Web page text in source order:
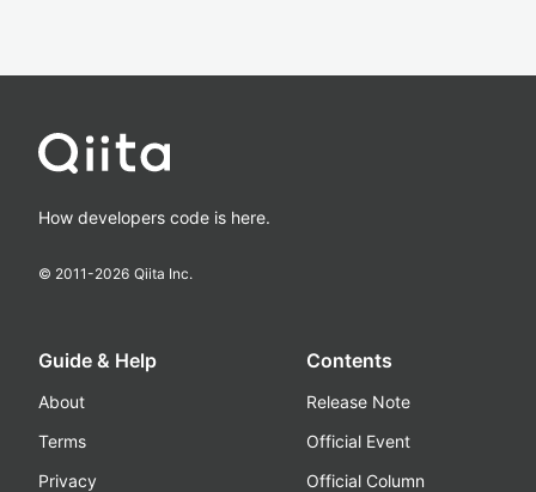
How developers code is here.
© 2011-2026 Qiita Inc.
Guide & Help
About
Terms
Privacy
Contents
Release Note
Official Event
Official Column